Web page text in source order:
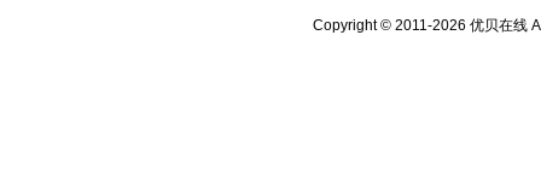
Copyright © 2011-2026 优贝在线